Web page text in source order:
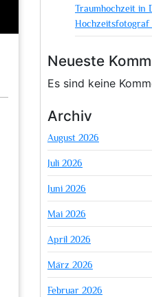
Traumhochzeit in
Hochzeitsfotograf
Neueste
Es sind keine
Archiv
August 2026
Juli 2026
Juni 2026
Mai 2026
April 2026
März 2026
Februar 2026